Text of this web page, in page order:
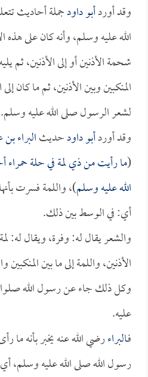
وقد أوردأبو داودجملة أحاديث
الله عليه وسلم، وأنه كان على
شحمة الأذنين أو إلى الأذنين، ثم
المنكبين وبين الأذنين، ثم ما كان
لشعر الرسول صلى الله عليه وسلم.
وقد أوردأبو داودحديثالبراء
(ما رأيت من ذي لمة في حلة
الله عليه وسلم)، واللمة فسرت
أي: في الوسط بين ذلك.
والشعر يقال له: وفرة، ويقال له:
الأذنين، واللمة إلى ما بين المنكبين
وكل ذلك جاء عن رسول الله
عليه.
فـالبراءرضي الله عنه يخبر بأنه ما
رسول الله صلى الله عليه